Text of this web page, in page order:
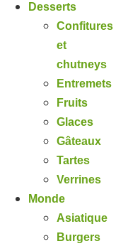
Desserts
Confitures
et
chutneys
Entremets
Fruits
Glaces
Gâteaux
Tartes
Verrines
Monde
Asiatique
Burgers